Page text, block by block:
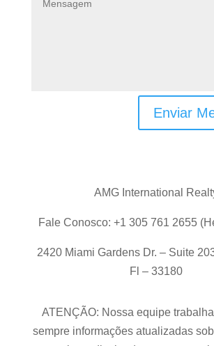
Enviar
AMG International
Fale Conosco: +1 305 761 2655
2420 Miami Gardens Dr. – Suite
Fl – 33180
ATENÇÃO: Nossa equipe
sempre informações atualizadas